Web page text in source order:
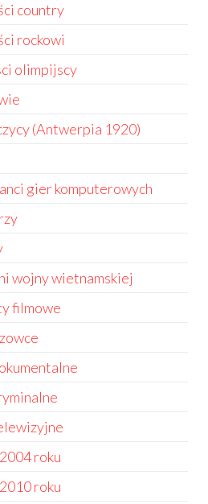
country
rockowi
olimpijscy
(Antwerpia 1920)
gier komputerowych
wojny wietnamskiej
filmowe
roku
roku